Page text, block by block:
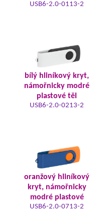
USB6-2.0-0113-2
bílý hliníkový kryt,
námořnicky modré
plastové těl
USB6-2.0-0213-2
oranžový hliníkový
kryt, námořnicky
modré plastové
USB6-2.0-0713-2